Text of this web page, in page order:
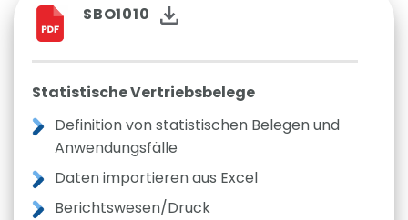
SBO1010
Statistische Vertriebsbelege
Definition von statistischen Belegen und
Anwendungsfälle
Daten importieren aus Excel
Berichtswesen/Druck